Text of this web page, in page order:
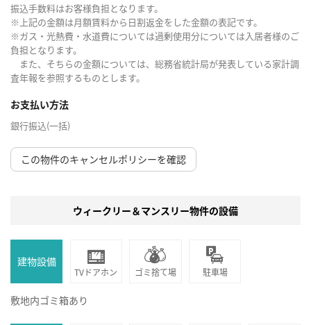
振込手数料はお客様負担となります。
※上記の金額は月額賃料から日割返金をした金額の表記です。
※ガス・光熱費・水道費については過剰使用分については入居者様のご
負担となります。
また、そちらの金額については、総務省統計局が発表している家計調
査年報を参照するものとします。
お支払い方法
銀行振込(一括)
この物件のキャンセルポリシーを確認
ウィークリー＆マンスリー物件の設備
建物設備
TVドアホン ゴミ捨て場 駐車場
敷地内ゴミ箱あり